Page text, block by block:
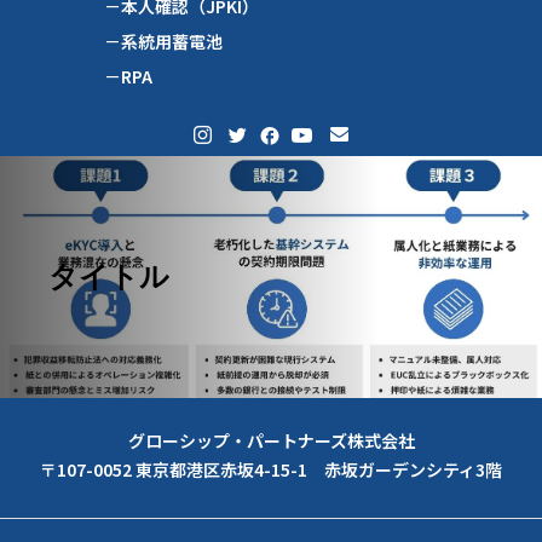
－本人確認（JPKI）
－系統用蓄電池
－RPA
タイトル
グローシップ・パートナーズ株式会社
〒107-0052 東京都港区赤坂4-15-1 赤坂ガーデンシティ3階